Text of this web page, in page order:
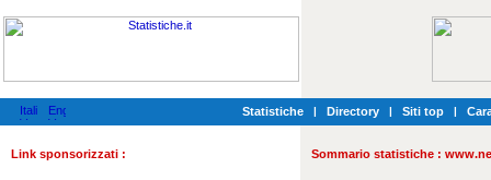
Statistiche | Directory | Siti top |
Link sponsorizzati : Sommario statistiche :